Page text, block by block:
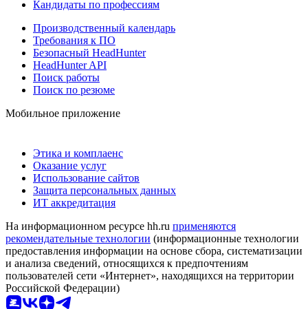
Кандидаты по профессиям
Производственный календарь
Требования к ПО
Безопасный HeadHunter
HeadHunter API
Поиск работы
Поиск по резюме
Мобильное приложение
Этика и комплаенс
Оказание услуг
Использование сайтов
Защита персональных данных
ИТ аккредитация
На информационном ресурсе hh.ru применяются
рекомендательные технологии (информационные технологии
предоставления информации на основе сбора, систематизации
и анализа сведений, относящихся к предпочтениям
пользователей сети «Интернет», находящихся на территории
Российской Федерации)